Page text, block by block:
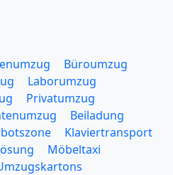
Büroumzug
Laborumzug
Privatumzug
Beiladung
Klaviertransport
Möbeltaxi